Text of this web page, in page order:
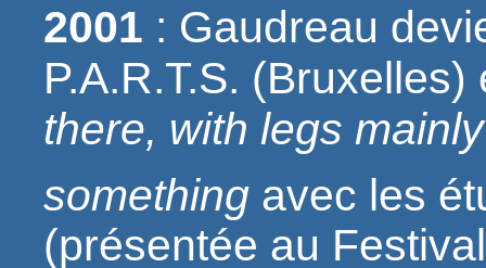
2001 : Gaudreau
P.A.R.T.S.
there, with legs
something avec les
(présentée au